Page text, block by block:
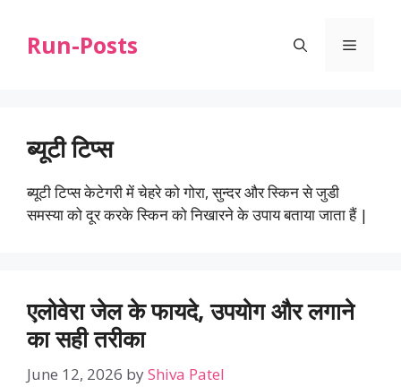
contentRun-Posts Menu
ब्यूटी टिप्स
ब्यूटी टिप्स केटेगरी में चेहरे को गोरा, सुन्दर और स्किन से जुडी
समस्या को दूर करके स्किन को निखारने के उपाय बताया जाता हैं |
एलोवेरा जेल के फायदे, उपयोग और लगाने
का सही तरीका
June 12, 2026 byShiva Patel